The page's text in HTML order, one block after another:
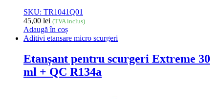
SKU: TR1041Q01
45,00 lei (TVA inclus)
Adaugă în coș
Aditivi etansare micro scurgeri
Etanșant pentru scurgeri Extreme 30
ml + QC R134a